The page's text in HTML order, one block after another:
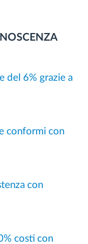
del 6% grazie a
conformi con
con
costi con